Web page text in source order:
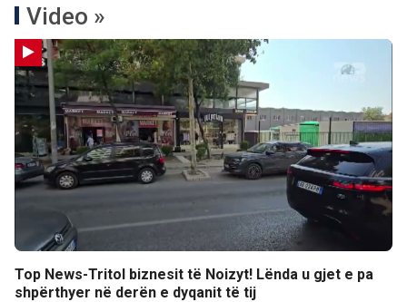
Video »
Top News-Tritol biznesit të Noizyt! Lënda u gjet e pa
shpërthyer në derën e dyqanit të tij